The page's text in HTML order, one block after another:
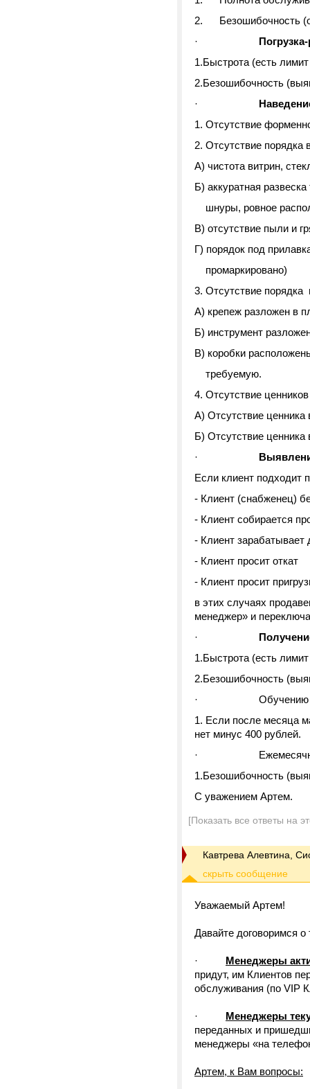
2. Безошибочность
· Погрузка-
1.Быстрота (есть
2.Безошибочность
·
1. Отсутствие
2. Отсутствие порядка
А) чистота витрин,
Б) аккуратная
шнуры, ровное
В) отсутствие пыли и
Г) порядок под
промаркировано)
3. Отсутствие порядка
А) крепеж разложен в
Б) инструмент
В) коробки
требуемую.
4. Отсутствие
А) Отсутствие ценника
Б) Отсутствие ценника
·
Если клиент подходит
- Клиент (снабженец)
- Клиент собирается
- Клиент зарабатывает
- Клиент просит откат
- Клиент просит
в этих случаях
менеджер» и
·
1.Быстрота (есть
2.Безошибочность
· Обучению
1. Если после месяца
нет минус 400 рублей.
· Ежемесячному
1.Безошибочность
С уважением Артем.
[Показать все ответы на
Кавтрева Алевтина,
Уважаемый Артем!
Давайте договоримся о
· Менеджеры
придут, им Клиентов
обслуживания (по VIP
· Менеджеры
переданных и
менеджеры «на
Артем, к Вам вопросы: